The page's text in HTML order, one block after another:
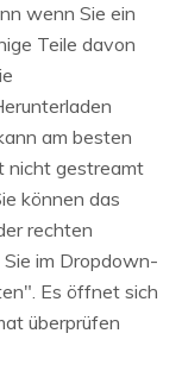
wenn Sie ein
Teile davon
am besten
nicht gestreamt
können das
rechten
im Dropdown-
Es öffnet sich
überprüfen